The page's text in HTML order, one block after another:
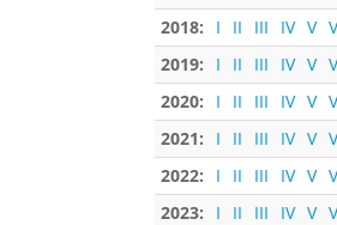
2018:
I II III IV V
2019:
I II III IV V
2020:
I II III IV V
2021:
I II III IV V
2022:
I II III IV V
2023:
I II III IV V